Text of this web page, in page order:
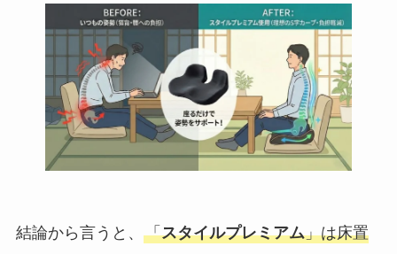
結論から言うと、 「スタイルプレミアム」は床置